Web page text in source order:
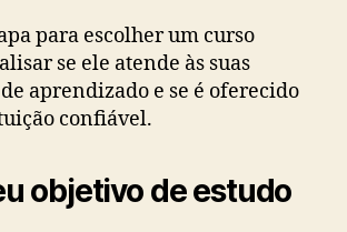
para escolher um curso
se ele atende às suas
aprendizado e se é oferecido
confiável.
objetivo de estudo